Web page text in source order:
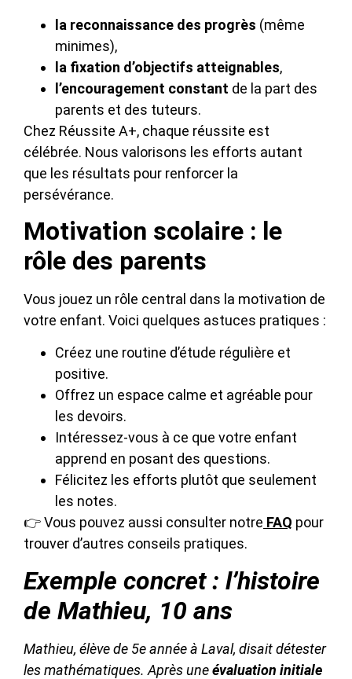
la reconnaissance des progrès (même
minimes),
la fixation d’objectifs atteignables,
l’encouragement constant de la part des
parents et des tuteurs.
Chez Réussite A+, chaque réussite est
célébrée. Nous valorisons les efforts autant
que les résultats pour renforcer la
persévérance.
Motivation scolaire : le
rôle des parents
Vous jouez un rôle central dans la motivation de
votre enfant. Voici quelques astuces pratiques :
Créez une routine d’étude régulière et
positive.
Offrez un espace calme et agréable pour
les devoirs.
Intéressez-vous à ce que votre enfant
apprend en posant des questions.
Félicitez les efforts plutôt que seulement
les notes.
👉 Vous pouvez aussi consulter notre FAQ pour
trouver d’autres conseils pratiques.
Exemple concret : l’histoire
de Mathieu, 10 ans
Mathieu, élève de 5e année à Laval, disait détester
les mathématiques. Après uneévaluation initiale